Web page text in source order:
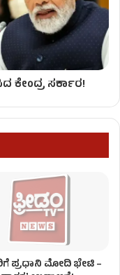
ಕೇಂದ್ರ ಸರ್ಕಾರ!
ಪ್ರಧಾನಿ ಮೋದಿ ಭೇಟಿ –